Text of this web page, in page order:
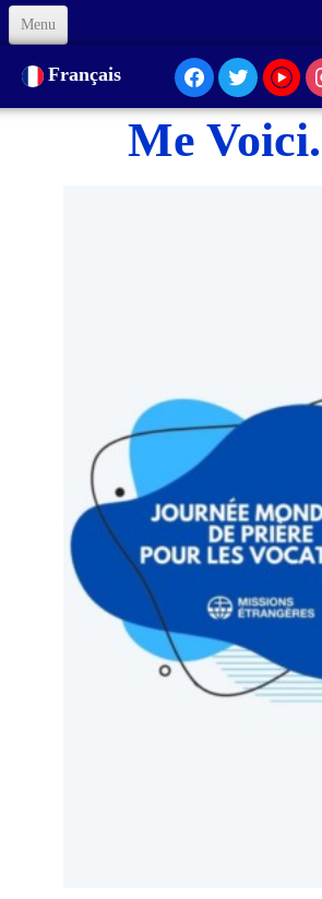
Menu
Accueil
À Propos de nous
Notre Présence
Code d'Éthique
Contacts
Français
Me